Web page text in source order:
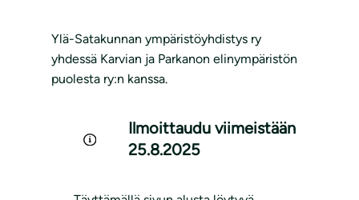
Ylä-Satakunnan ympäristöyhdistys ry
yhdessä Karvian ja Parkanon elinympäristön
puolesta ry:n kanssa.
Ilmoittaudu viimeistään
25.8.2025